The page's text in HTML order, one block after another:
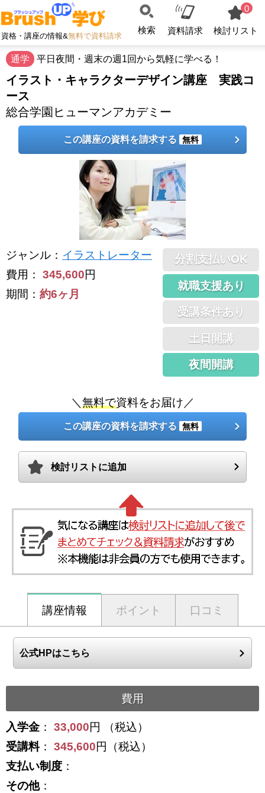
資格・講座の情報&無料で資料請求
検索 資料請求
0
検討リスト
通学 平日夜間・週末の週1回から気軽に学べる！
イラスト・キャラクターデザイン講座 実践コ
ース
総合学園ヒューマンアカデミー
この講座の資料を請求する 無料
ジャンル ： イラストレーター
費用： 345,600円
期間： 約6ヶ月
分割支払いOK
就職支援あり
受講条件あり
土日開講
夜間開講
＼ 無料で資料をお届け／
この講座の資料を請求する 無料
検討リストに追加
講座情報 ポイント 口コミ
公式HPはこちら
費用
入学金 ： 33,000円 （税込）
受講料： 345,600円（税込）
支払い制度 ：
その他：